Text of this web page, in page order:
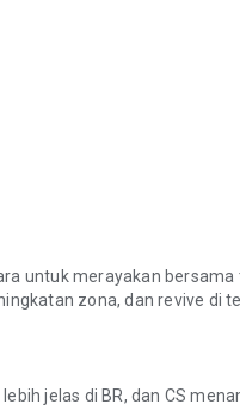
untuk merayakan bersama
zona, dan revive di
jelas di BR, dan CS